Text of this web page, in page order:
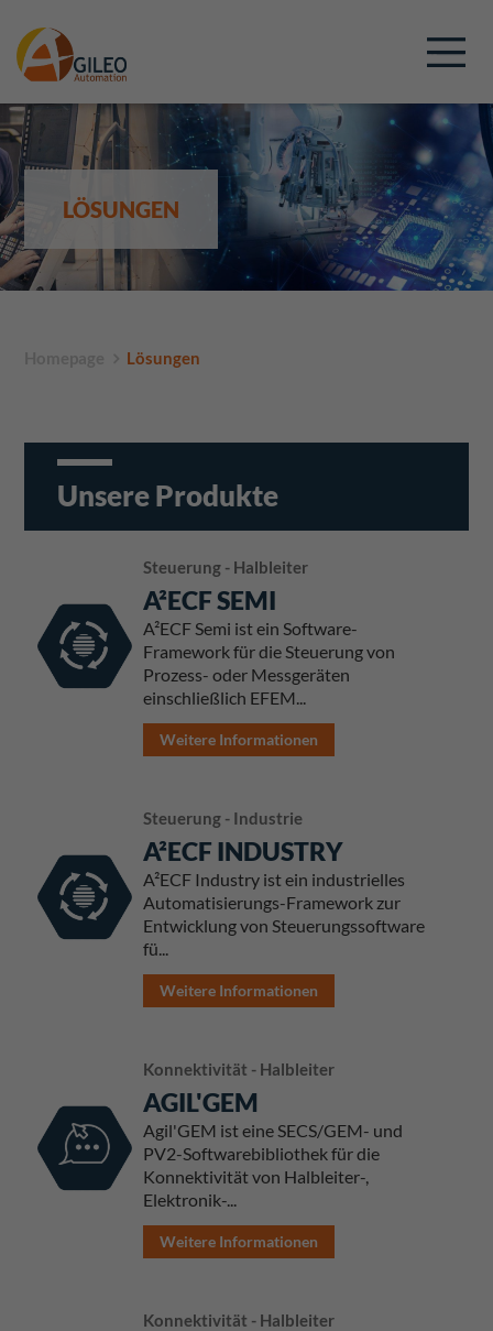
LÖSUNGEN
Lösungen
Unsere Produkte
Steuerung - Halbleiter
A²ECF SEMI
A²ECF Semi ist ein Software-
Framework für die Steuerung von
Prozess- oder Messgeräten
einschließlich EFEM...
Weitere Informationen
Steuerung - Industrie
A²ECF INDUSTRY
A²ECF Industry ist ein industrielles
Automatisierungs-Framework zur
Entwicklung von Steuerungssoftware
fü...
Weitere Informationen
Konnektivität - Halbleiter
AGIL'GEM
Agil'GEM ist eine SECS/GEM- und
PV2-Softwarebibliothek für die
Konnektivität von Halbleiter-,
Elektronik-...
Weitere Informationen
Konnektivität - Halbleiter